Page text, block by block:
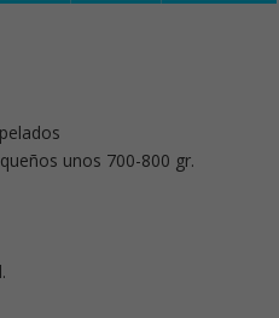
unos 700-800 gr.